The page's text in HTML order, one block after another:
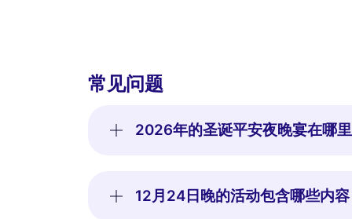
常见问题
2026年的圣诞平安夜晚宴在哪
12月24日晚的活动包含哪些内容